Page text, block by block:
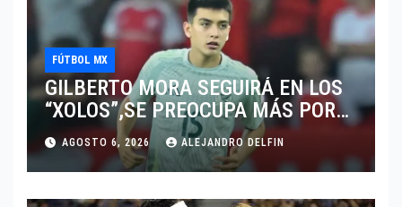
FÚTBOL MX
GILBERTO MORA SEGUIRÁ EN LOS
“XOLOS”,SE PREOCUPA MÁS POR
JUGAR EN SU EQUIPO.
AGOSTO 6, 2026 ALEJANDRO DELFIN